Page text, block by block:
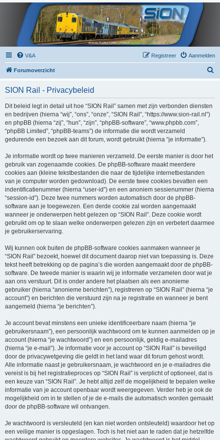
V&A Aanmelden
Registreer
Forumoverzicht
SION Rail - Privacybeleid
Dit beleid legt in detail uit hoe “SION Rail” samen met zijn verbonden diensten
en bedrijven (hierna “wij”, “ons”, “onze”, “SION Rail”, “https://www.sion-rail.nl”)
en phpBB (hierna “zij”, “hun”, “zijn”, “phpBB-software”, “www.phpbb.com”,
“phpBB Limited”, “phpBB-teams”) de informatie die wordt verzameld
gedurende een bezoek aan dit forum, wordt gebruikt (hierna “je informatie”).
Je informatie wordt op twee manieren verzameld. De eerste manier is door het
gebruik van zogenaamde cookies. De phpBB-software maakt meerdere
cookies aan (kleine tekstbestanden die naar de tijdelijke internetbestanden
van je computer worden gedownload). De eerste twee cookies bevatten een
indentificatienummer (hierna “user-id”) en een anoniem sessienummer (hierna
“session-id”). Deze twee nummers worden automatisch door de phpBB-
software aan je toegewezen. Een derde cookie zal worden aangemaakt
wanneer je onderwerpen hebt gelezen op “SION Rail”. Deze cookie wordt
gebruikt om op te slaan welke onderwerpen gelezen zijn en verbetert daarmee
je gebruikerservaring.
Wij kunnen ook buiten de phpBB-software cookies aanmaken wanneer je
“SION Rail” bezoekt, hoewel dit document daarop niet van toepassing is. Deze
tekst heeft betrekking op de pagina’s die worden aangemaakt door de phpBB-
software. De tweede manier is waarin wij je informatie verzamelen door wat je
aan ons verstuurt. Dit is onder andere het plaatsen als een anonieme
gebruiker (hierna “anonieme berichten”), registreren op “SION Rail” (hierna “je
account”) en berichten die verstuurd zijn na je registratie en wanneer je bent
aangemeld (hierna “je berichten”).
Je account bevat minstens een unieke identificeerbare naam (hierna “je
gebruikersnaam”), een persoonlijk wachtwoord om te kunnen aanmelden op je
account (hierna “je wachtwoord”) en een persoonlijk, geldig e-mailadres
(hierna “je e-mail”). Je informatie voor je account op “SION Rail” is beveiligd
door de privacywetgeving die geldt in het land waar dit forum gehost wordt.
Alle informatie naast je gebruikersnaam, je wachtwoord en je e-mailadres die
vereist is bij het registratieproces op “SION Rail” is verplicht of optioneel, dat is
een keuze van “SION Rail”. Je hebt altijd zelf de mogelijkheid te bepalen welke
informatie van je account openbaar wordt weergegeven. Verder heb je ook de
mogelijkheid om in te stellen of je de e-mails die automatisch worden gemaakt
door de phpBB-software wil ontvangen.
Je wachtwoord is versleuteld (en kan niet worden ontsleuteld) waardoor het op
een veilige manier is opgeslagen. Toch is het niet aan te raden dat je hetzelfde